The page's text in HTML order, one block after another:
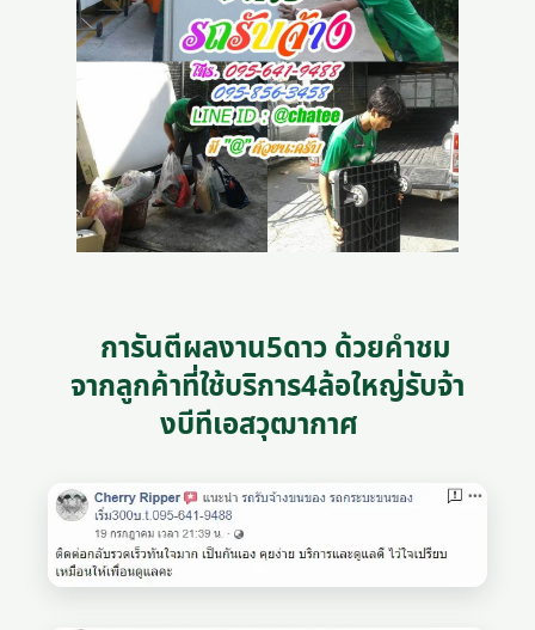
การันตีผลงาน5ดาว ด้วยคำชม
จากลูกค้าที่ใช้บริการ4ล้อใหญ่รับจ้า
งบีทีเอสวุฒากาศ